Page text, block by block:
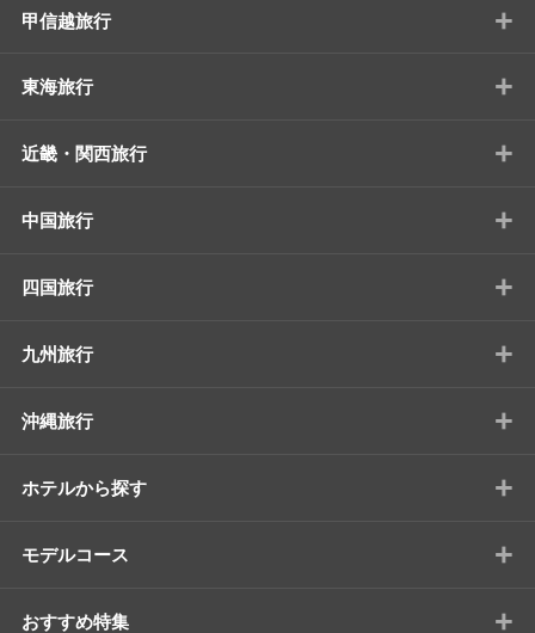
甲信越旅行 +
東海旅行 +
近畿・関西旅行 +
中国旅行 +
四国旅行 +
九州旅行 +
沖縄旅行 +
ホテルから探す +
モデルコース +
おすすめ特集 +